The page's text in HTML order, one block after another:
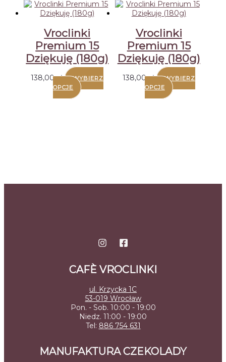
Vroclinki
Premium 15
Dziękuję (180g)
138,00zł
WYBIERZ
OPCJE
Vroclinki
Premium 15
Dziękuję (180g)
138,00zł
WYBIERZ
OPCJE
CAFÈ VROCLINKI
ul. Krzycka 1C
53-019 Wrocław
Pon. - Sob. 10:00 - 19:00
Niedz. 11:00 - 19:00
Tel: 886 754 631
MANUFAKTURA CZEKOLADY